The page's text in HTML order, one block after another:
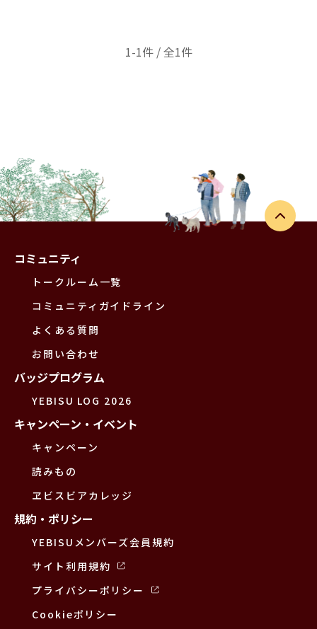
1-1件 / 全1件
コミュニティ
トークルーム一覧
コミュニティガイドライン
よくある質問
お問い合わせ
バッジプログラム
YEBISU LOG 2026
キャンペーン・イベント
キャンペーン
読みもの
ヱビスビアカレッジ
規約・ポリシー
YEBISUメンバーズ会員規約
サイト利用規約
プライバシーポリシー
Cookieポリシー